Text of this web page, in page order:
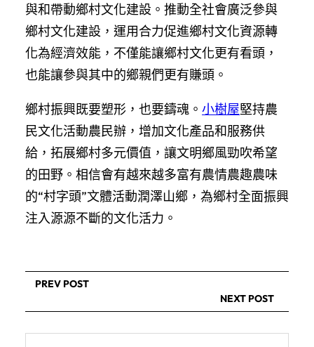
與和帶動鄉村文化建設。推動全社會廣泛參與
鄉村文化建設，運用合力促進鄉村文化資源轉
化為經濟效能，不僅能讓鄉村文化更有看頭，
也能讓參與其中的鄉親們更有賺頭。
鄉村振興既要塑形，也要鑄魂。 小樹屋堅持農
民文化活動農民辦，增加文化產品和服務供
給，拓展鄉村多元價值，讓文明鄉風勁吹希望
的田野。相信會有越來越多富有農情農趣農味
的“村字頭”文體活動潤澤山鄉，為鄉村全面振興
注入源源不斷的文化活力。
PREV POST
NEXT POST